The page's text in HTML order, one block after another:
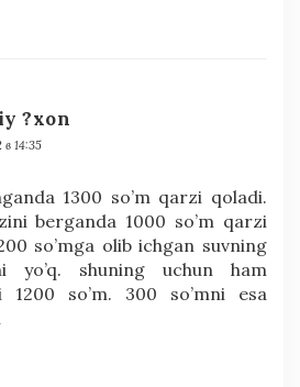
?xon
14:35
1300 so’m qarzi qoladi.
berganda 1000 so’m qarzi
so’mga olib ichgan suvning
yo’q. shuning uchun ham
1200 so’m. 300 so’mni esa